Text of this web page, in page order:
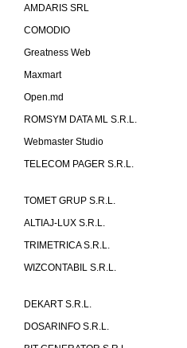
AMDARIS SRL
COMODIO
Greatness Web
Maxmart
Open.md
ROMSYM DATA ML S.R.L.
Webmaster Studio
TELECOM PAGER S.R.L.
TOMET GRUP S.R.L.
ALTIAJ-LUX S.R.L.
TRIMETRICA S.R.L.
WIZCONTABIL S.R.L.
DEKART S.R.L.
DOSARINFO S.R.L.